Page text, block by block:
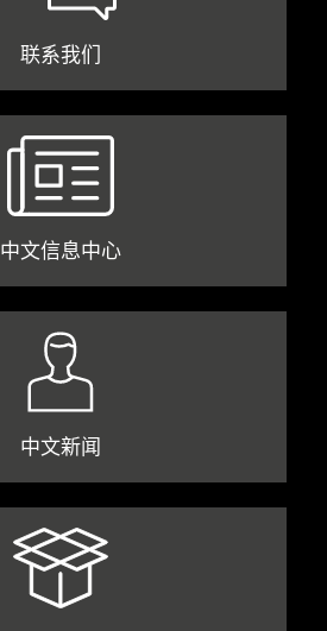
联系我们
中文信息中心
中文新闻